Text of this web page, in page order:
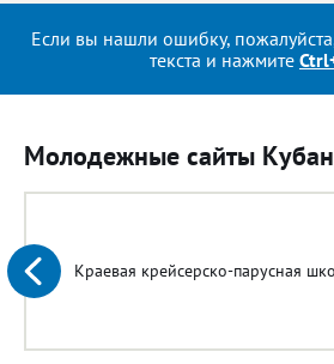
Если вы нашли ошибку,
текста и нажмите
Молодежные сайты
Краевая крейсерско-парусная